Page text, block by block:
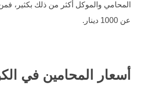
المحامي والموكل أكثر من ذلك بكثير،
عن 1000 دينار.
أسعار المحامين في